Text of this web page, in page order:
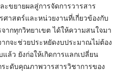
ขยายผลสู่การจัดการวารสาร
ศาสตร์และหน่วยงานที่เกี่ยวข้องกับ
ากทุกวิทยาเขต ได้ให้ความสนใจมา
กจะช่วยประหยัดงบประมาณไม่ต้อง
ล้ว ยังก่อให้เกิดการแลกเปลี่ยน
ะดับคุณภาพวารสารวิชาการของ